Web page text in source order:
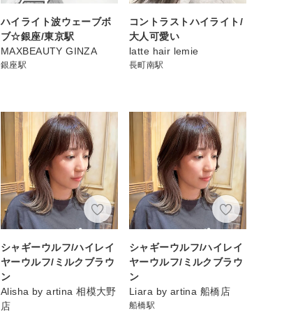
ハイライト波ウェーブボ
ブ☆銀座/東京駅
MAXBEAUTY GINZA
銀座駅
コントラストハイライト/
大人可愛い
latte hair lemie
長町南駅
シャギーウルフ/ハイレイ
ヤーウルフ/ミルクブラウ
ン
Alisha by artina 相模大野
店
シャギーウルフ/ハイレイ
ヤーウルフ/ミルクブラウ
ン
Liara by artina 船橋店
船橋駅